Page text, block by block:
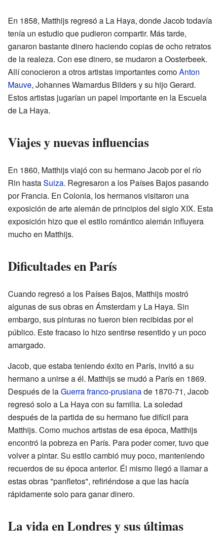
En 1858, Matthijs regresó a La Haya, donde Jacob todavía
tenía un estudio que pudieron compartir. Más tarde,
ganaron bastante dinero haciendo copias de ocho retratos
de la realeza. Con ese dinero, se mudaron a Oosterbeek.
Allí conocieron a otros artistas importantes comoAnton
Mauve, Johannes Warnardus Bilders y su hijo Gerard.
Estos artistas jugarían un papel importante en la Escuela
de La Haya.
Viajes y nuevas influencias
En 1860, Matthijs viajó con su hermano Jacob por el río
Rin hastaSuiza. Regresaron a los Países Bajos pasando
por Francia. En Colonia, los hermanos visitaron una
exposición de arte alemán de principios del siglo XIX. Esta
exposición hizo que el estilo romántico alemán influyera
mucho en Matthijs.
Dificultades en París
Cuando regresó a los Países Bajos, Matthijs mostró
algunas de sus obras en Ámsterdam y La Haya. Sin
embargo, sus pinturas no fueron bien recibidas por el
público. Este fracaso lo hizo sentirse resentido y un poco
amargado.
Jacob, que estaba teniendo éxito en París, invitó a su
hermano a unirse a él. Matthijs se mudó a París en 1869.
Después de laGuerra franco-prusianade 1870-71, Jacob
regresó solo a La Haya con su familia. La soledad
después de la partida de su hermano fue difícil para
Matthijs. Como muchos artistas de esa época, Matthijs
encontró la pobreza en París. Para poder comer, tuvo que
volver a pintar. Su estilo cambió muy poco, manteniendo
recuerdos de su época anterior. Él mismo llegó a llamar a
estas obras "panfletos", refiriéndose a que las hacía
rápidamente solo para ganar dinero.
La vida en Londres y sus últimas